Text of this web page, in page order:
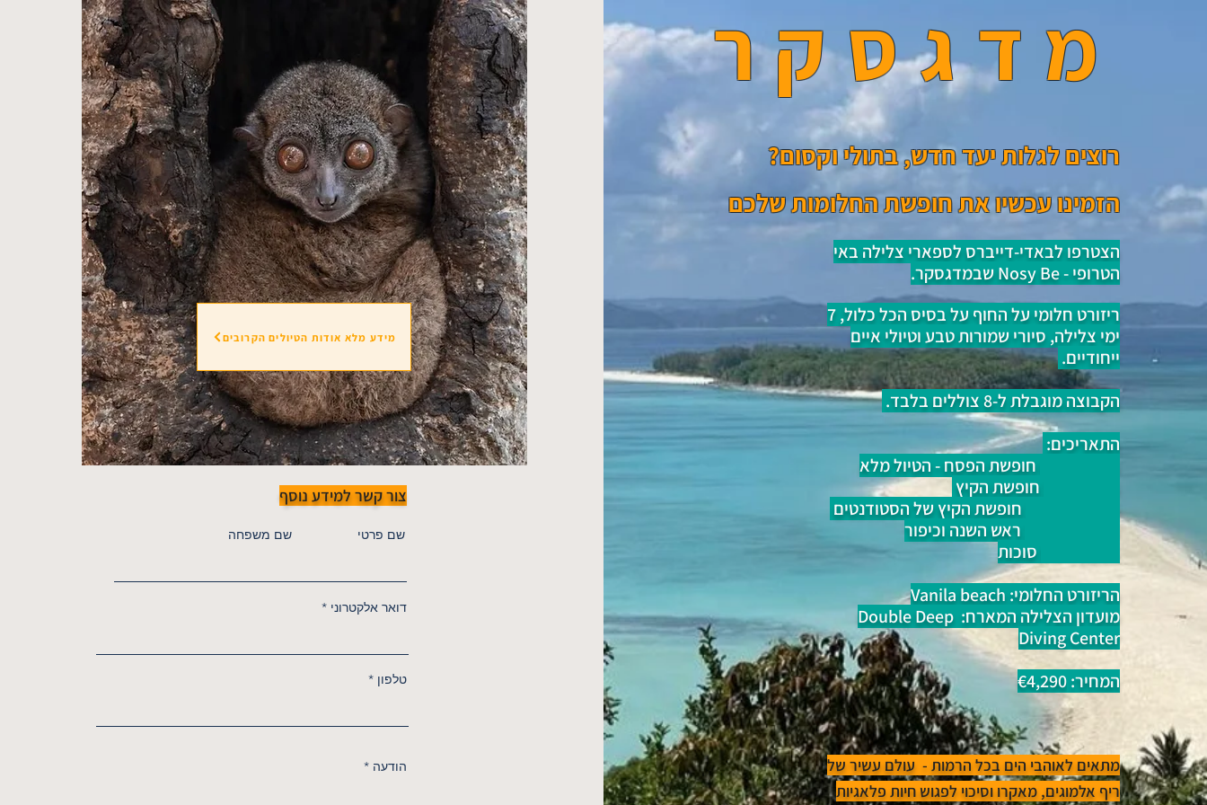
צור קשר למידע נוסף
שם משפחה שם פרטי
דואר אלקטרוני
טלפון
הודעה
מידע מלא אודות הטיולים הקרובים
מדגסקר
רוצים לגלות יעד חדש, בתולי וקסום?
הזמינו עכשיו את חופשתהחלומותשלכם
הצטרפו לבאדי-דייברס לספארי צלילה באי
הטרופי - Nosy Be שבמדגסקר.
ריזורט חלומי על החוף על בסיס הכל כלול, 7
ימי צלילה, סיורי שמורות טבע וטיולי איים
ייחודיים.
הקבוצה מוגבלת ל-8 צוללים בלבד.
התאריכים:
הריזורט החלומי: Vanila beach
מועדון הצלילה המארח: Double Deep
Diving Center
המחיר:
€4,290
מתאים לאוהבי הים בכל הרמות - עולם עשיר של
ריף אלמוגים, מאקרו וסיכוי לפגוש חיות פלאגיות